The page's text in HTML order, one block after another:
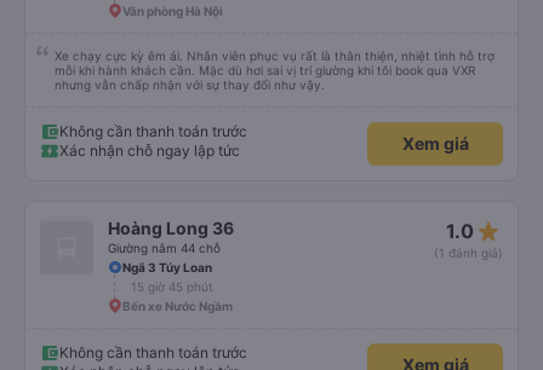
Văn phòng Hà Nội
Xe chạy cực kỳ êm ái. Nhân viên phục vụ rất là thân thiện, nhiệt tình hỗ trợ
mỗi khi hành khách cần. Mặc dù hơi sai vị trí giường khi tôi book qua VXR
nhưng vẫn chấp nhận với sự thay đổi như vậy.
Không cần thanh toán trước
Xác nhận chỗ ngay lập tức
Xem giá
Hoàng Long 36
Giường nằm 44 chỗ
1.0 star_rate
(1 đánh giá)
Ngã 3 Túy Loan
15 giờ 45 phút
Bến xe Nước Ngầm
Không cần thanh toán trước
Xem giá